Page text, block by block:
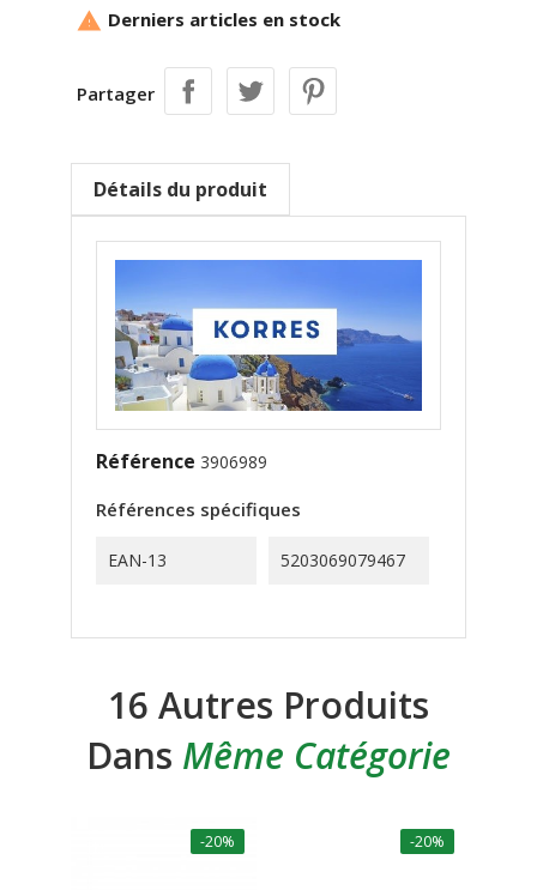
 Derniers articles en stock
Partager
Détails du produit
Référence 3906989
Références spécifiques
EAN-13 5203069079467
16 Autres Produits
Dans Même Catégorie
-20% -20%